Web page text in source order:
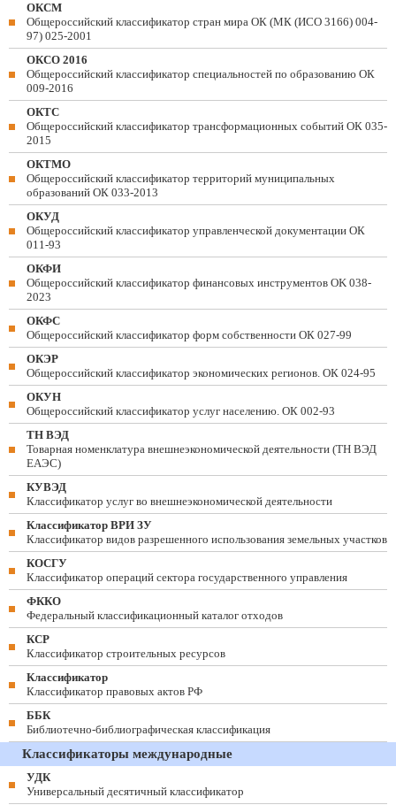
ОКСМ
Общероссийский классификатор стран мира ОК (МК (ИСО 3166) 004-
97) 025-2001
ОКСО 2016
Общероссийский классификатор специальностей по образованию ОК
009-2016
ОКТС
Общероссийский классификатор трансформационных событий ОК 035-
2015
ОКТМО
Общероссийский классификатор территорий муниципальных
образований ОК 033-2013
ОКУД
Общероссийский классификатор управленческой документации ОК
011-93
ОКФИ
Общероссийский классификатор финансовых инструментов OK 038-
2023
ОКФС
Общероссийский классификатор форм собственности ОК 027-99
ОКЭР
Общероссийский классификатор экономических регионов. ОК 024-95
ОКУН
Общероссийский классификатор услуг населению. ОК 002-93
ТН ВЭД
Товарная номенклатура внешнеэкономической деятельности (ТН ВЭД
ЕАЭС)
КУВЭД
Классификатор услуг во внешнеэкономической деятельности
Классификатор ВРИ ЗУ
Классификатор видов разрешенного использования земельных участков
КОСГУ
Классификатор операций сектора государственного управления
ФККО
Федеральный классификационный каталог отходов
КСР
Классификатор строительных ресурсов
Классификатор
Классификатор правовых актов РФ
ББК
Библиотечно-библиографическая классификация
Классификаторы международные
УДК
Универсальный десятичный классификатор